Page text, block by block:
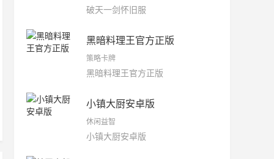
破天一剑怀旧服
黑暗料理王官方正版
策略卡牌
黑暗料理王官方正版
小镇大厨安卓版
休闲益智
小镇大厨安卓版